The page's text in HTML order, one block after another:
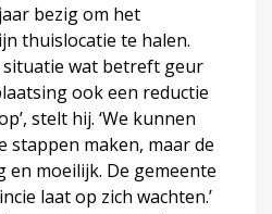
bezig om het
thuislocatie te halen.
situatie wat betreft geur
ook een reductie
stelt hij. ‘We kunnen
stappen maken, maar de
en moeilijk. De gemeente
laat op zich wachten.’